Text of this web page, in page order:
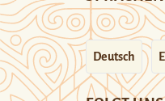
Deutsch